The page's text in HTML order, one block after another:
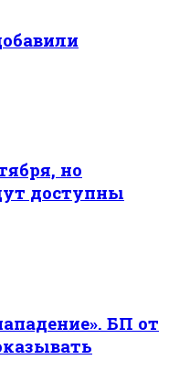
но
доступны
БП от